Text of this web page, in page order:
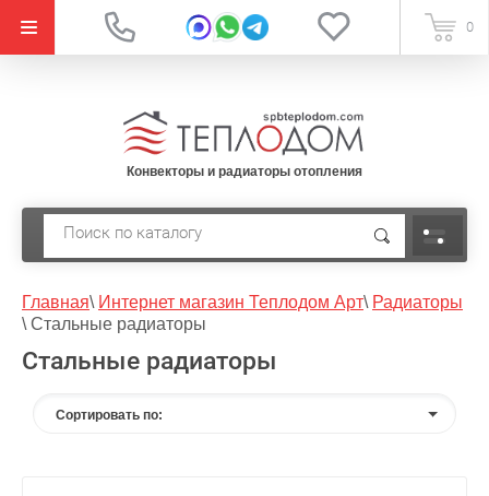
0
Конвекторы и радиаторы отопления
Главная\ Интернет магазин Теплодом Арт\ Радиаторы
\ Стальные радиаторы
Стальные радиаторы
Сортировать по: